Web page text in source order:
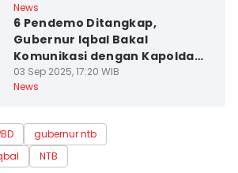
News
6 Pendemo Ditangkap,
Gubernur Iqbal Bakal
Komunikasi dengan Kapolda
NTB
03 Sep 2025, 17:20 WIB
News
gubernur ntb
NTB